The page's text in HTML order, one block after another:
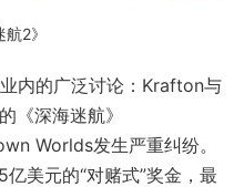
航2》
内的广泛讨论：Krafton与
《深海迷航》
Worlds发生严重纠纷。
美元的“对赌式”奖金，最